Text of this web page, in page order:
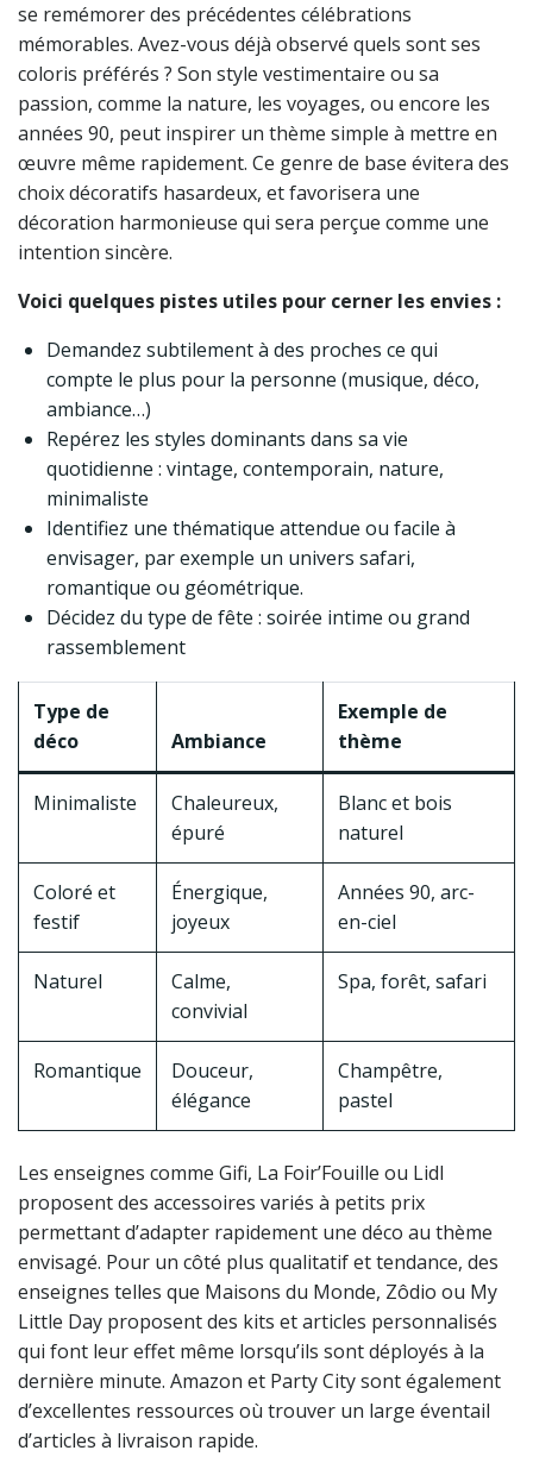
se remémorer des précédentes célébrations
mémorables. Avez-vous déjà observé quels sont ses
coloris préférés ? Son style vestimentaire ou sa
passion, comme la nature, les voyages, ou encore les
années 90, peut inspirer un thème simple à mettre en
œuvre même rapidement. Ce genre de base évitera des
choix décoratifs hasardeux, et favorisera une
décoration harmonieuse qui sera perçue comme une
intention sincère.
Voici quelques pistes utiles pour cerner les envies :
Demandez subtilement à des proches ce qui
compte le plus pour la personne (musique, déco,
ambiance…)
Repérez les styles dominants dans sa vie
quotidienne : vintage, contemporain, nature,
minimaliste
Identifiez une thématique attendue ou facile à
envisager, par exemple un univers safari,
romantique ou géométrique.
Décidez du type de fête : soirée intime ou grand
rassemblement
Type de
déco
Ambiance
Exemple de
thème
Minimaliste
Chaleureux,
épuré
Blanc et bois
naturel
Coloré et
festif
Énergique,
joyeux
Années 90, arc-
en-ciel
Naturel
Calme,
convivial
Spa, forêt, safari
Romantique
Douceur,
élégance
Champêtre,
pastel
Les enseignes comme Gifi, La Foir’Fouille ou Lidl
proposent des accessoires variés à petits prix
permettant d’adapter rapidement une déco au thème
envisagé. Pour un côté plus qualitatif et tendance, des
enseignes telles que Maisons du Monde, Zôdio ou My
Little Day proposent des kits et articles personnalisés
qui font leur effet même lorsqu’ils sont déployés à la
dernière minute. Amazon et Party City sont également
d’excellentes ressources où trouver un large éventail
d’articles à livraison rapide.